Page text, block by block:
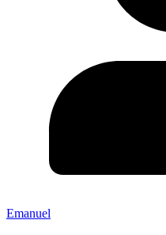
Emanuel